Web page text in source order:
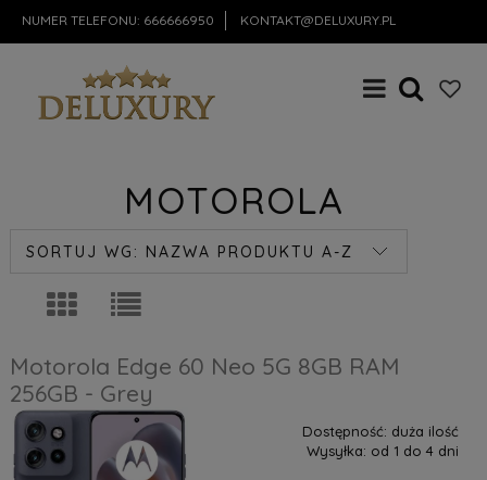
NUMER TELEFONU: 666666950 KONTAKT@DELUXURY.PL
MOTOROLA
SORTUJ WG: NAZWA PRODUKTU A-Z
Motorola Edge 60 Neo 5G 8GB RAM
256GB - Grey
Dostępność: duża ilość
Wysyłka: od 1 do 4 dni